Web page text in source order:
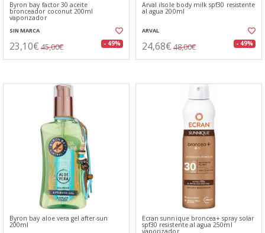
Byron bay factor 30 aceite
bronceador coconut 200ml
vaporizador
SIN MARCA
23,10€ 45,00€ - 49%
Arval ilsole body milk spf30 resistente
al agua 200ml
ARVAL
24,68€ 48,00€ - 49%
Byron bay aloe vera gel after-sun
200ml
Ecran sunnique broncea+ spray solar
spf30 resistente al agua 250ml
vaporizador